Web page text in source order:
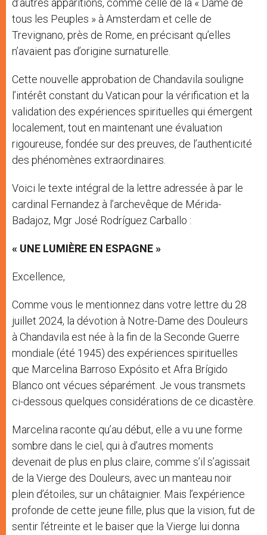
tous les Peuples » à Amsterdam et celle de
Trevignano, près de Rome, en précisant qu’elles
n’avaient pas d’origine surnaturelle.
Cette nouvelle approbation de Chandavila souligne
l’intérêt constant du Vatican pour la vérification et la
validation des expériences spirituelles qui émergent
localement, tout en maintenant une évaluation
rigoureuse, fondée sur des preuves, de l’authenticité
des phénomènes extraordinaires.
Voici le texte intégral de la lettre adressée à par le
cardinal Fernandez à l’archevêque de Mérida-
Badajoz, Mgr José Rodríguez Carballo :
« UNE LUMIÈRE EN ESPAGNE »
Excellence,
Comme vous le mentionnez dans votre lettre du 28
juillet 2024, la dévotion à Notre-Dame des Douleurs
à Chandavila est née à la fin de la Seconde Guerre
mondiale (été 1945) des expériences spirituelles
que Marcelina Barroso Expósito et Afra Brígido
Blanco ont vécues séparément. Je vous transmets
ci-dessous quelques considérations de ce dicastère.
Marcelina raconte qu’au début, elle a vu une forme
sombre dans le ciel, qui à d’autres moments
devenait de plus en plus claire, comme s’il s’agissait
de la Vierge des Douleurs, avec un manteau noir
plein d’étoiles, sur un châtaignier. Mais l’expérience
profonde de cette jeune fille, plus que la vision, fut de
sentir l’étreinte et le baiser que la Vierge lui donna